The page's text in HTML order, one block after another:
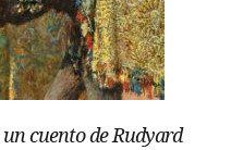
un cuento de Rudyard